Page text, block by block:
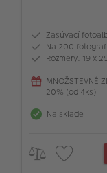
Zasúvací
Na 200
Rozmery: 19 x
MNOŽSTEVNÉ
20% (od 4ks)
Na sklade